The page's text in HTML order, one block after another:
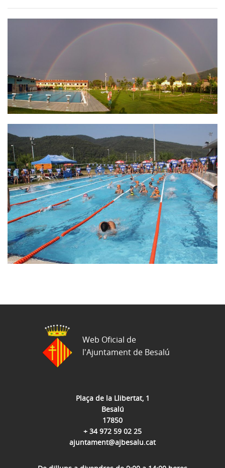
Plaça de la Llibertat, 1
Besalú
17850
+ 34 972 59 02 25
ajuntament@ajbesalu.cat
Web Oficial de
l'Ajuntament de Besalú